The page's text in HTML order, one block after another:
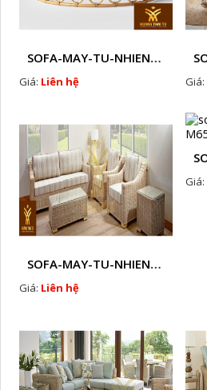
SOFA-MAY-TU-NHIEN-HTT - M62
Giá: Liên hệ Giá:
SOFA-MAY-TU-NHIEN-HTT - M64
Giá: Liên hệ
Giá: